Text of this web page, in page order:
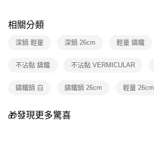
免運費
相關分類
深鍋 輕量 深鍋 26cm 輕量 鑄鐵
不沾黏 鑄鐵 不沾黏 VERMICULAR
鑄鐵鍋 白 鑄鐵鍋 26cm 輕量 26cm
🎁發現更多驚喜